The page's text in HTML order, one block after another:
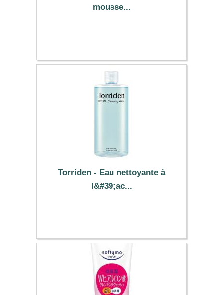
mousse...
Torriden - Eau nettoyante à
l&#39;ac...